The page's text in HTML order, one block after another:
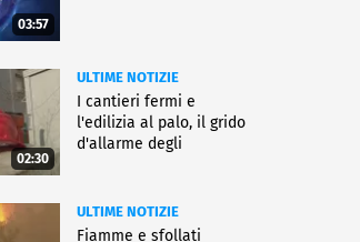
03:57
02:30
ULTIME NOTIZIE
I cantieri fermi e
l'edilizia al palo, il grido
d'allarme degli
ULTIME NOTIZIE
Fiamme e sfollati